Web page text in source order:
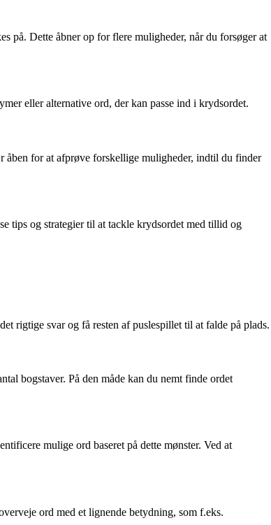
på. Dette åbner op for flere muligheder, når du forsøger at
eller alternative ord, der kan passe ind i krydsordet.
for at afprøve forskellige muligheder, indtil du finder
tips og strategier til at tackle krydsordet med tillid og
rigtige svar og få resten af puslespillet til at falde på plads.
bogstaver. På den måde kan du nemt finde ordet
mulige ord baseret på dette mønster. Ved at
ord med et lignende betydning, som f.eks.